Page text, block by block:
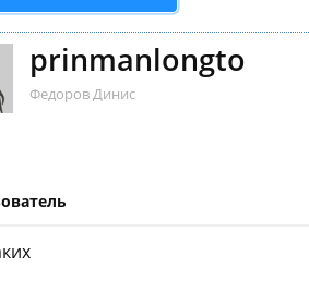
prinmanlongto
Федоров Динис